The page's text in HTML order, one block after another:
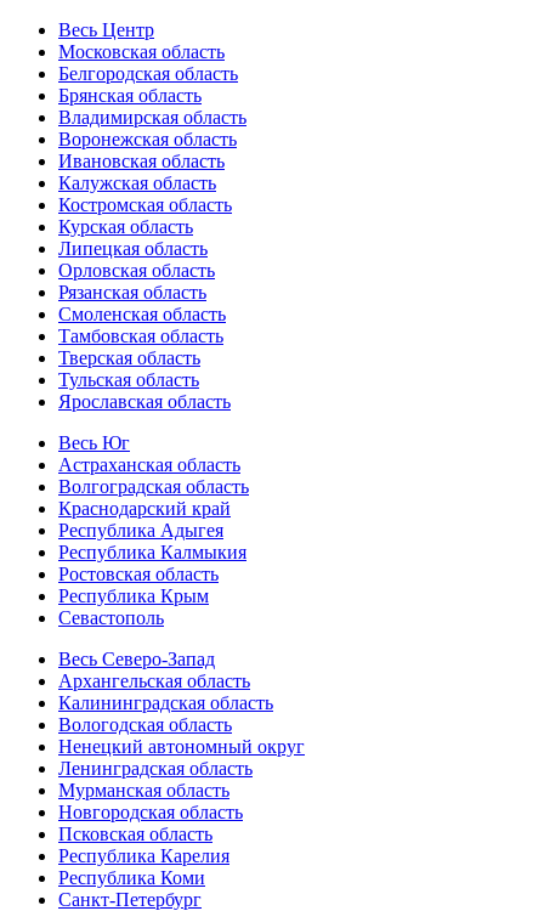
Весь Центр
Московская область
Белгородская область
Брянская область
Владимирская область
Воронежская область
Ивановская область
Калужская область
Костромская область
Курская область
Липецкая область
Орловская область
Рязанская область
Смоленская область
Тамбовская область
Тверская область
Тульская область
Ярославская область
Весь Юг
Астраханская область
Волгоградская область
Краснодарский край
Республика Адыгея
Республика Калмыкия
Ростовская область
Республика Крым
Севастополь
Весь Северо-Запад
Архангельская область
Калининградская область
Вологодская область
Ненецкий автономный округ
Ленинградская область
Мурманская область
Новгородская область
Псковская область
Республика Карелия
Республика Коми
Санкт-Петербург